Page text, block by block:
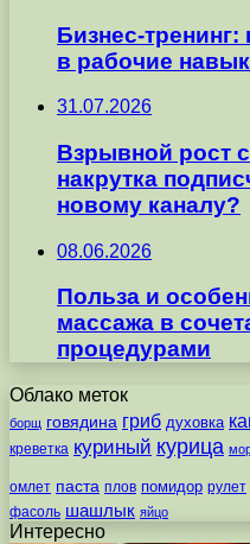
Бизнес-тренинг:
в рабочие
31.07.2026
Взрывной рост
накрутка
новому каналу?
08.06.2026
Польза и
массажа в
процедурами
Облако меток
борщ говядина гриб духовка
креветка куриный курица
омлет паста плов помидор рулет
фасоль шашлык яйцо
Интересно